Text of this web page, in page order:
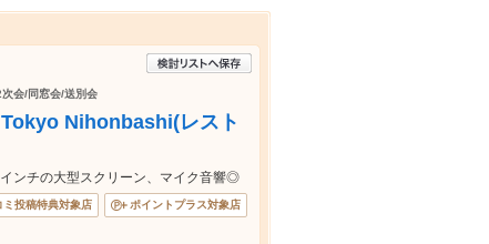
会/同窓会/送別会
Nihonbashi(レスト
ンチの大型スクリーン、マイク音響◎
ミ投稿特典対象店 ポイントプラス対象店